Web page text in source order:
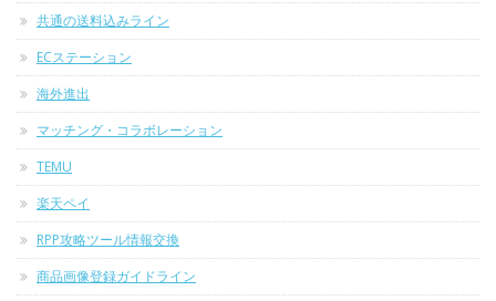
共通の送料込みライン
ECステーション
海外進出
マッチング・コラボレーション
TEMU
楽天ペイ
RPP攻略ツール情報交換
商品画像登録ガイドライン